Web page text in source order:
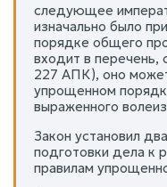
следующее
изначально было
порядке общего
входит в перечень,
227 АПК), оно
упрощенном
выраженного
Закон установил
подготовки дела к
правилам